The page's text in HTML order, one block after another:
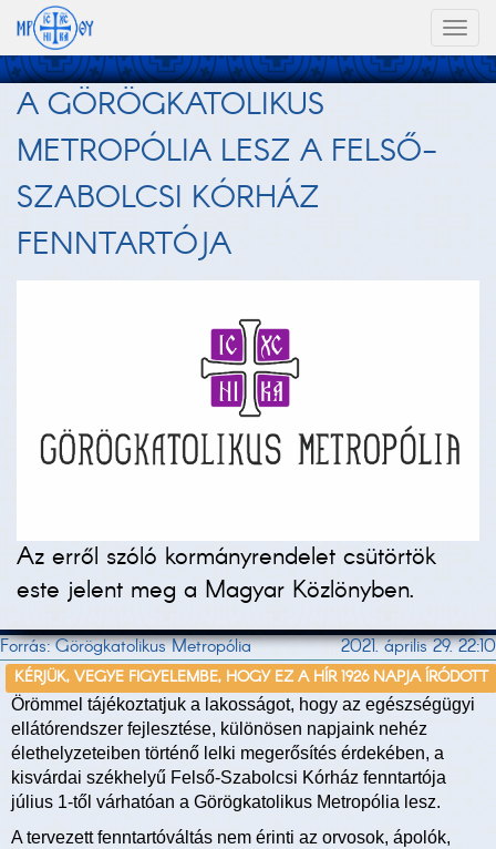
A GÖRÖGKATOLIKUS
METROPÓLIA LESZ A FELSŐ-
SZABOLCSI KÓRHÁZ
FENNTARTÓJA
Az erről szóló kormányrendelet csütörtök
este jelent meg a Magyar Közlönyben.
Forrás: Görögkatolikus Metropólia 2021. április 29. 22:10
KÉRJÜK, VEGYE FIGYELEMBE, HOGY EZ A HÍR 1926 NAPJA ÍRÓDOTT
Örömmel tájékoztatjuk a lakosságot, hogy az egészségügyi
ellátórendszer fejlesztése, különösen napjaink nehéz
élethelyzeteiben történő lelki megerősítés érdekében, a
kisvárdai székhelyű Felső-Szabolcsi Kórház fenntartója
július 1-től várhatóan a Görögkatolikus Metropólia lesz.
A tervezett fenntartóváltás nem érinti az orvosok, ápolók,